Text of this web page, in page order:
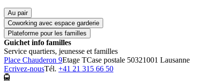
Au pair
Coworking avec espace garderie
Plateforme pour les familles
Guichet info familles
Service quartiers, jeunesse et familles
Place Chauderon 9Etage TCase postale 50321001 Lausanne
Ecrivez-nousTél. +41 21 315 66 50